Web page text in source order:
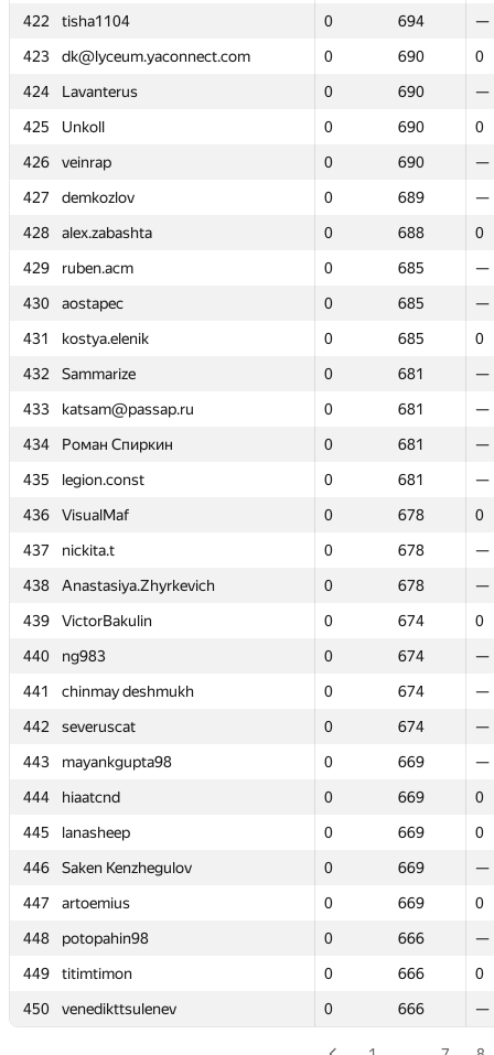
422
tisha1104 0 694
—
423
dk@lyceum.yaconnect.com 0 690
0
424
Lavanterus 0 690
—
425
Unkoll 0 690
0
426
veinrap 0 690
—
427
demkozlov 0 689
—
428
alex.zabashta 0 688
0
429
ruben.acm 0 685
—
430
aostapec 0 685
—
431
kostya.elenik 0 685
0
432
Sammarize 0 681
—
433
katsam@passap.ru 0 681
—
434
Роман Спиркин 0 681
—
435
legion.const 0 681
—
436
VisualMaf 0 678
0
437
nickita.t 0 678
—
438
Anastasiya.Zhyrkevich 0 678
—
439
VictorBakulin 0 674
0
440
ng983 0 674
—
441
chinmay deshmukh 0 674
—
442
severuscat 0 674
—
443
mayankgupta98 0 669
—
444
hiaatcnd 0 669
0
445
lanasheep 0 669
0
446
Saken Kenzhegulov 0 669
—
447
artoemius 0 669
0
448
potopahin98 0 666
—
449
titimtimon 0 666
0
450
venedikttsulenev 0 666 —
422
tisha1104 0 694
—
423
dk@lyceum.yaconnect.com 0 690
0
424
Lavanterus 0 690
—
425
Unkoll 0 690
0
426
veinrap 0 690
—
427
demkozlov 0 689
—
428
alex.zabashta 0 688
0
429
ruben.acm 0 685
—
430
aostapec 0 685
—
431
kostya.elenik 0 685
0
432
Sammarize 0 681
—
433
katsam@passap.ru 0 681
—
434
Роман Спиркин 0 681
—
435
legion.const 0 681
—
436
VisualMaf 0 678
0
437
nickita.t 0 678
—
438
Anastasiya.Zhyrkevich 0 678
—
439
VictorBakulin 0 674
0
440
ng983 0 674
—
441
chinmay deshmukh 0 674
—
442
severuscat 0 674
—
443
mayankgupta98 0 669
—
444
hiaatcnd 0 669
0
445
lanasheep 0 669
0
446
Saken Kenzhegulov 0 669
—
447
artoemius 0 669
0
448
potopahin98 0 666
—
449
titimtimon 0 666
0
450
venedikttsulenev 0 666 —